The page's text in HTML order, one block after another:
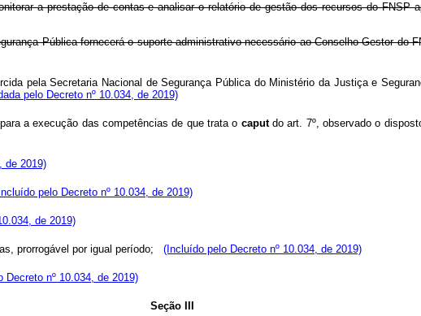
a prestação de contas e analisar o relatório de gestão dos recursos do FNSP
Pública fornecerá o suporte administrativo necessário ao Conselho Gestor do
pela Secretaria Nacional de Segurança Pública do Ministério da Justiça e
pelo Decreto nº 10.034, de 2019)
a execução das competências de que trata o caputdo art. 7º, observado o
de 2019)
pelo Decreto nº 10.034, de 2019)
de 2019)
prorrogável por igual período; (Incluído pelo Decreto nº 10.034, de 2019)
Decreto nº 10.034, de 2019)
Seção III